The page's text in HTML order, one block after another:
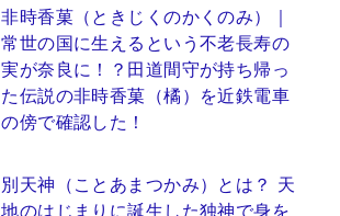
非時香菓（ときじくのかくのみ）｜
常世の国に生えるという不老長寿の
実が奈良に！？田道間守が持ち帰っ
た伝説の非時香菓（橘）を近鉄電車
の傍で確認した！
別天神（ことあまつかみ）とは？ 天
地のはじまりに誕生した独神で身を